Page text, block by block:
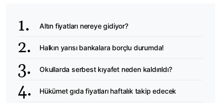
Altın fiyatları nereye gidiyor?
Halkın yarısı bankalara borçlu durumda!
Okullarda serbest kıyafet neden kaldırıldı?
Hükümet gıda fiyatları haftalık takip edecek